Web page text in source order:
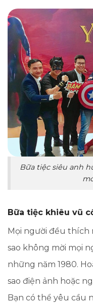
Bữa tiệc siêu anh
Bữa tiệc khiêu vũ
Mọi người đều thích
sao không mời mọi
những năm 1980.
sao điện ảnh hoặc
Bạn có thể yêu cầu